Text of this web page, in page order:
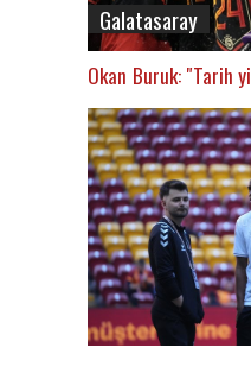
Galatasaray
Okan Buruk: "Tarih